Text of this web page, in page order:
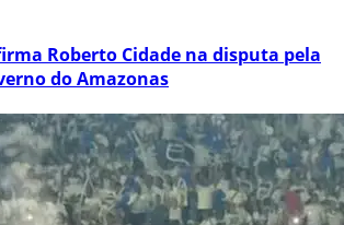
Roberto Cidade na disputa pela
do Amazonas